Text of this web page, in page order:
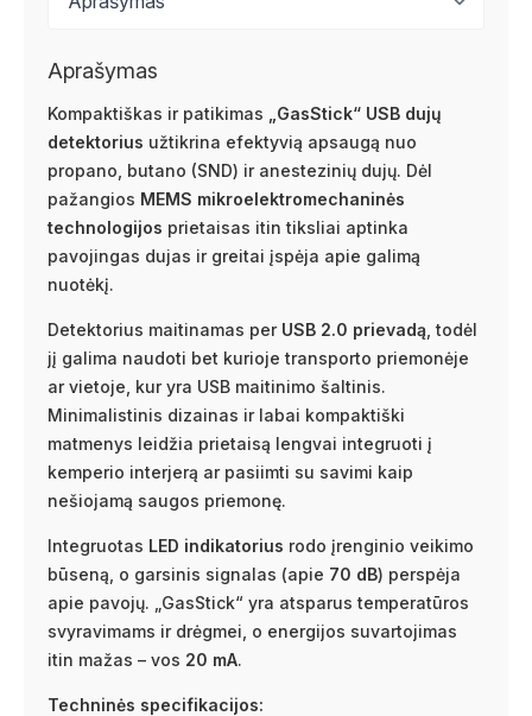
Aprašymas
Kompaktiškas ir patikimas
„GasStick“ USB dujų
detektorius užtikrina efektyvią apsaugą nuo
propano, butano (SND) ir anestezinių dujų. Dėl
pažangios MEMS mikroelektromechaninės
technologijos prietaisas itin tiksliai aptinka
pavojingas dujas ir greitai įspėja apie galimą
nuotėkį.
Detektorius maitinamas per USB 2.0 prievadą , todėl
jį galima naudoti bet kurioje transporto priemonėje
ar vietoje, kur yra USB maitinimo šaltinis.
Minimalistinis dizainas ir labai kompaktiški
matmenys leidžia prietaisą lengvai integruoti į
kemperio interjerą ar pasiimti su savimi kaip
nešiojamą saugos priemonę.
Integruotas LED indikatorius rodo įrenginio veikimo
būseną, o garsinis signalas (apie 70 dB) perspėja
apie pavojų. „GasStick“ yra atsparus temperatūros
svyravimams ir drėgmei, o energijos suvartojimas
itin mažas – vos 20 mA.
Techninės specifikacijos: